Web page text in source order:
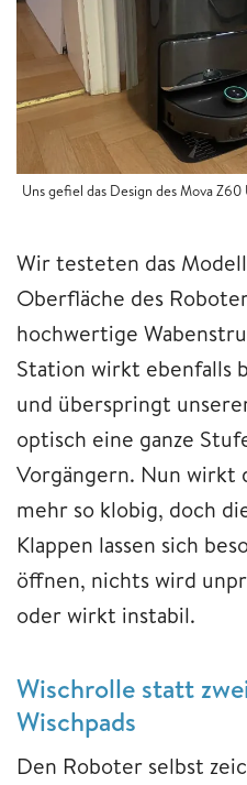
Uns gefiel das Design des Mova
Wir testeten das
Oberfläche des
hochwertige
Station wirkt ebenfalls
und überspringt
optisch eine ganze
Vorgängern. Nun wirkt
mehr so klobig, doch
Klappen lassen sich
öffnen, nichts wird
oder wirkt instabil.
Wischrolle statt
Wischpads
Den Roboter selbst